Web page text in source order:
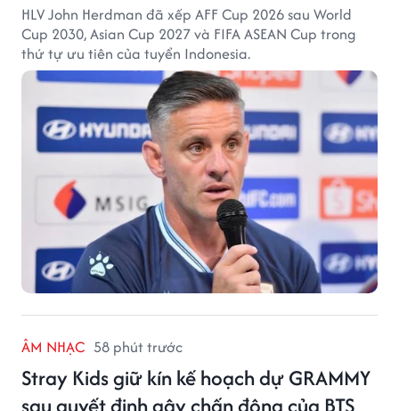
HLV John Herdman đã xếp AFF Cup 2026 sau World
Cup 2030, Asian Cup 2027 và FIFA ASEAN Cup trong
thứ tự ưu tiên của tuyển Indonesia.
ÂM NHẠC 58 phút trước
Stray Kids giữ kín kế hoạch dự GRAMMY